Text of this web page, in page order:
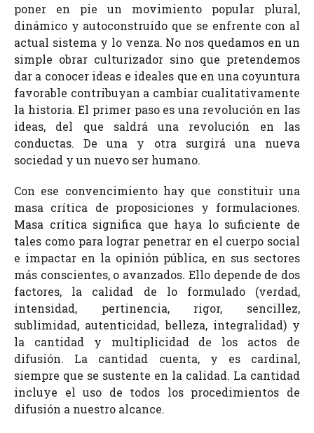
poner en pie un movimiento popular plural,
dinámico y autoconstruido que se enfrente con al
actual sistema y lo venza. No nos quedamos en un
simple obrar culturizador sino que pretendemos
dar a conocer ideas e ideales que en una coyuntura
favorable contribuyan a cambiar cualitativamente
la historia. El primer paso es una revolución en las
ideas, del que saldrá una revolución en las
conductas. De una y otra surgirá una nueva
sociedad y un nuevo ser humano.
Con ese convencimiento hay que constituir una
masa crítica de proposiciones y formulaciones.
Masa crítica significa que haya lo suficiente de
tales como para lograr penetrar en el cuerpo social
e impactar en la opinión pública, en sus sectores
más conscientes, o avanzados. Ello depende de dos
factores, la calidad de lo formulado (verdad,
intensidad, pertinencia, rigor, sencillez,
sublimidad, autenticidad, belleza, integralidad) y
la cantidad y multiplicidad de los actos de
difusión. La cantidad cuenta, y es cardinal,
siempre que se sustente en la calidad. La cantidad
incluye el uso de todos los procedimientos de
difusión a nuestro alcance.